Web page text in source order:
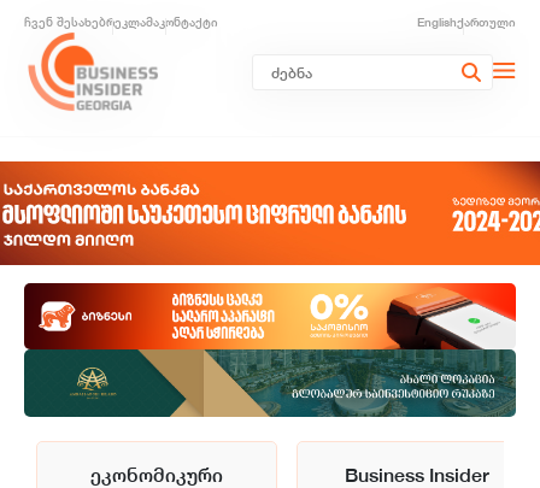
ჩვენ შესახებრეკლამაკონტაქტი Englishქართული
ეკონომიკური
Business Insider